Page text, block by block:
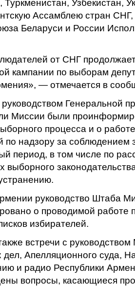
Туркменистан, Узбекистан,
Ассамблею стран СНГ,
Беларуси и России
от СНГ
кампании по выборам
— отмечается в
руководством Генеральной
Миссии были
процесса и о
по надзору за соблюдением
период, в том числе по
выборного
руководство Штаба
о проводимой работе
избирателей.
встречи с
дел, Апелляционного суда,
и радио Республики
вопросы, касающиеся